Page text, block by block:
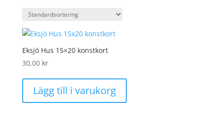
Eksjö Hus 15×20 konstkort
30,00 kr
Lägg till i varukorg